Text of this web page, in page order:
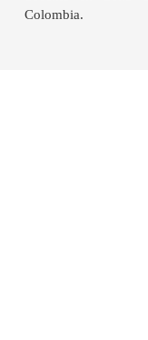
Colombia.